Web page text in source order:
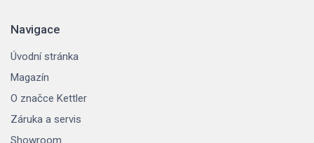
Navigace
Úvodní stránka
Magazín
O značce Kettler
Záruka a servis
Showroom